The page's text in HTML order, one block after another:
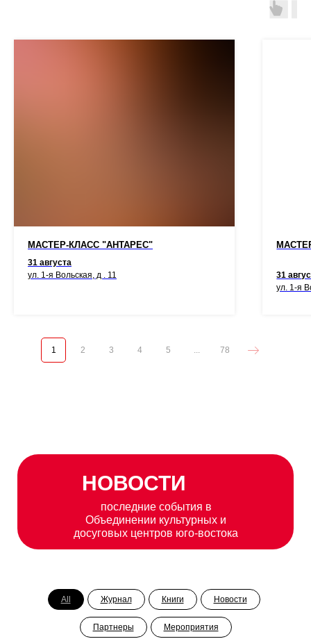
МАСТЕР-КЛАСС "АНТАРЕС"
31 августа
ул. 1-я Вольская, д . 11
31
ул. 1-я
1 2 3 4 5 ... 78
НОВОСТИ
последние события в
Объединении культурных и
досуговых центров юго-востока
All Журнал Книги Новости
Партнеры Мероприятия